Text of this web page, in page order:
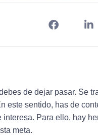
de dejar pasar. Se
este sentido, has de
Para ello, hay
meta.